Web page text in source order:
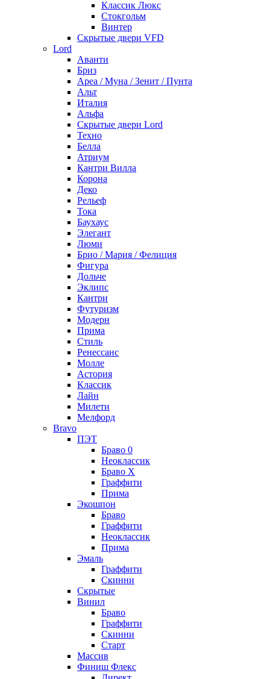
Классик Люкс
Стокгольм
Винтер
Скрытые двери VFD
Lord
Аванти
Бриз
Ареа / Муна / Зенит / Пунта
Альт
Италия
Альфа
Скрытые двери Lord
Техно
Белла
Атриум
Кантри Вилла
Корона
Деко
Рельеф
Тока
Баухаус
Элегант
Люми
Брио / Мария / Фелиция
Фигура
Дольче
Эклипс
Кантри
Футуризм
Модерн
Прима
Стиль
Ренессанс
Молле
Астория
Классик
Лайн
Милети
Мелфорд
Bravo
ПЭТ
Браво 0
Неоклассик
Браво Х
Граффити
Прима
Экошпон
Браво
Граффити
Неоклассик
Прима
Эмаль
Граффити
Скинни
Скрытые
Винил
Браво
Граффити
Скинни
Старт
Массив
Финиш Флекс